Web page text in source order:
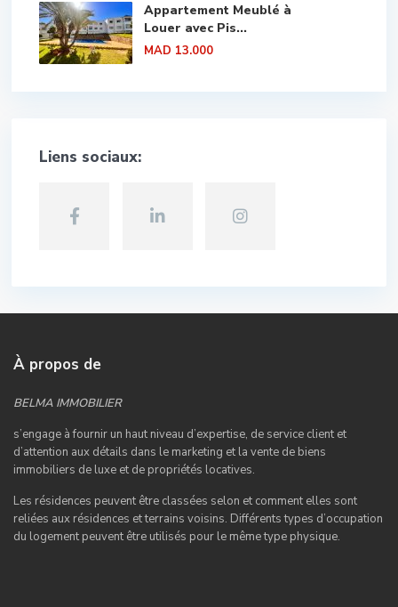
Appartement Meublé à
Louer avec Pis...
MAD 13.000
Liens sociaux:
À propos de
BELMA IMMOBILIER
s’engage à fournir un haut niveau d’expertise, de service client et
d’attention aux détails dans le marketing et la vente de biens
immobiliers de luxe et de propriétés locatives.
Les résidences peuvent être classées selon et comment elles sont
reliées aux résidences et terrains voisins. Différents types d’occupation
du logement peuvent être utilisés pour le même type physique.